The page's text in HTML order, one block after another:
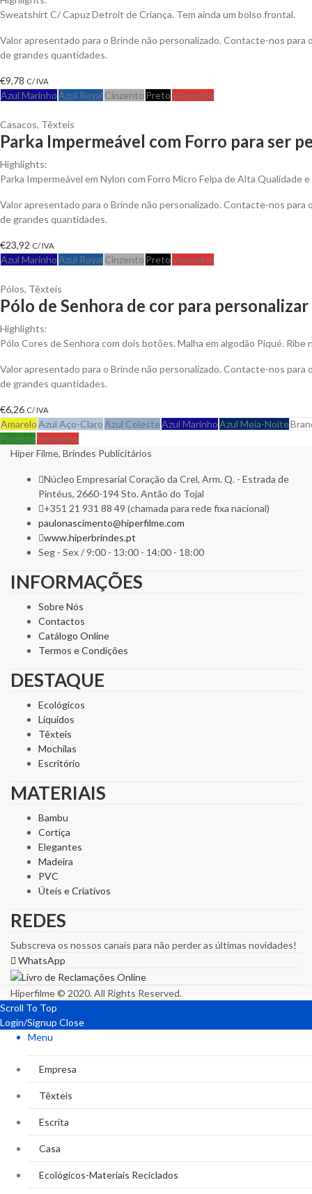
Sweatshirt C/ Capuz Detroit de Criança. Tem ainda um bolso frontal.
Valor apresentado para o Brinde não personalizado. Contacte-nos
de grandes quantidades.
€9,78 C/ IVA
Azul MarinhoAzul Royal Cinzento PretoVermelho
Casacos, Têxteis
Parka Impermeável com Forro para ser
Highlights:
Parka Impermeável em Nylon com Forro Micro Felpa de Alta Qualidade
Valor apresentado para o Brinde não personalizado. Contacte-nos
de grandes quantidades.
€23,92 C/ IVA
Azul MarinhoAzul Royal Cinzento PretoVermelho
Pólos, Têxteis
Pólo de Senhora de cor para personalizar
Highlights:
Pólo Cores de Senhora com dois botões. Malha em algodão Piqué.
Valor apresentado para o Brinde não personalizado. Contacte-nos
de grandes quantidades.
€6,26 C/ IVA
AmareloAzul Aço-ClaroAzul CelesteAzul MarinhoAzul Meia-Noite
FlorestaVermelho
Hiper Filme, Brindes Publicitários
Núcleo Empresarial Coração da Crel, Arm. Q. - Estrada de
Pintéus, 2660-194 Sto. Antão do Tojal
+351 21 931 88 49 (chamada para rede fixa nacional)
paulonascimento@hiperfilme.com
www.hiperbrindes.pt
Seg - Sex / 9:00 - 13:00 - 14:00 - 18:00
INFORMAÇÕES
Sobre Nós
Contactos
Catálogo Online
Termos e Condições
DESTAQUE
Ecológicos
Líquidos
Têxteis
Mochilas
Escritório
MATERIAIS
Bambu
Cortiça
Elegantes
Madeira
PVC
Úteis e Criativos
REDES
Subscreva os nossos canais para não perder as últimas novidades!
WhatsApp
Hiperfilme © 2020. All Rights Reserved.
Scroll To Top
Login/Signup Close
Menu
Empresa
Têxteis
Escrita
Casa
Ecológicos-Materiais Reciclados